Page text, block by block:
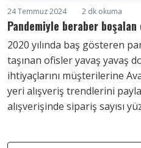
24 Temmuz 2024 2 dk okuma
Pandemiyle beraber
2020 yılında baş gösteren
taşınan ofisler yavaş yavaş
ihtiyaçlarını müşterilerine
yeri alışveriş trendlerini
alışverişinde sipariş sayısı